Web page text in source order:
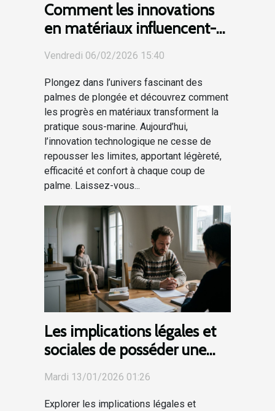
Comment les innovations
en matériaux influencent-
elles la performance des
palmes de plongée ?
Vendredi 06/02/2026 15:40
Plongez dans l’univers fascinant des
palmes de plongée et découvrez comment
les progrès en matériaux transforment la
pratique sous-marine. Aujourd’hui,
l’innovation technologique ne cesse de
repousser les limites, apportant légèreté,
efficacité et confort à chaque coup de
palme. Laissez-vous...
Les implications légales et
sociales de posséder une
poupée réaliste
Mardi 13/01/2026 01:26
Explorer les implications légales et